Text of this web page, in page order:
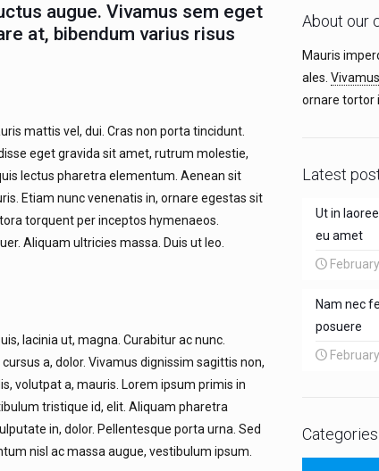
augue. Vivamus sem eget
at, bibendum varius risus
mattis vel, dui. Cras non porta tincidunt.
eget gravida sit amet, rutrum molestie,
lectus pharetra elementum. Aenean sit
Etiam nunc venenatis in, ornare egestas sit
torquent per inceptos hymenaeos.
Aliquam ultricies massa. Duis ut leo.
lacinia ut, magna. Curabitur ac nunc.
a, dolor. Vivamus dignissim sagittis non,
volutpat a, mauris. Lorem ipsum primis in
tristique id, elit. Aliquam pharetra
in, dolor. Pellentesque porta urna. Sed
nisl ac massa augue, vestibulum ipsum.
About our
Mauris
ales.
ornare tortor
Latest
Ut in
eu amet
Nam nec
posuere
Categories